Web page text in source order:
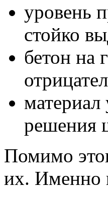
уровень
стойко
бетон на
материал
решения
Помимо
их. Именно